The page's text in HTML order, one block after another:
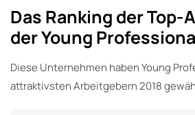
Das Ranking der
der Young
Diese Unternehmen haben Young
attraktivsten Arbeitgebern 2018